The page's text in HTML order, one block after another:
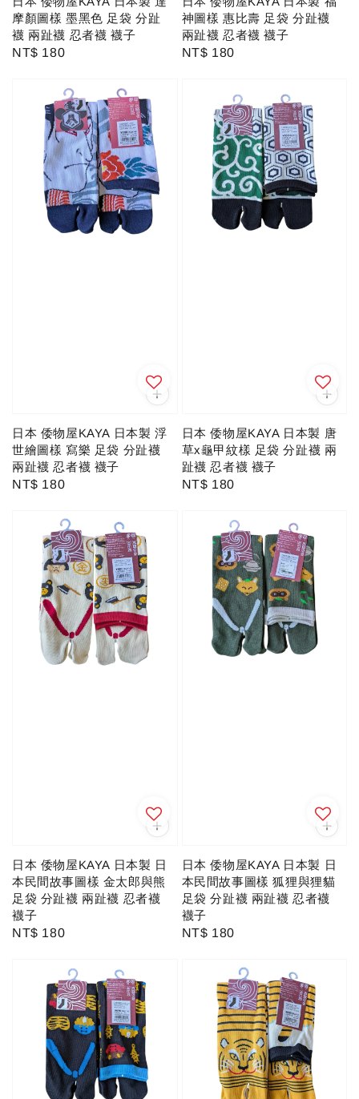
摩顏圖樣 墨黑色 足袋 分趾
襪 兩趾襪 忍者襪 襪子
Regular
NT$ 180
神圖樣 惠比壽 足袋 分趾襪
兩趾襪 忍者襪 襪子
Regular
NT$ 180
日本 倭物屋KAYA 日本製 浮
世繪圖樣 寫樂 足袋 分趾襪
兩趾襪 忍者襪 襪子
Regular
NT$ 180
日本 倭物屋KAYA 日本製 唐
草x龜甲紋樣 足袋 分趾襪 兩
趾襪 忍者襪 襪子
Regular
NT$ 180
日本 倭物屋KAYA 日本製 日
本民間故事圖樣 金太郎與熊
足袋 分趾襪 兩趾襪 忍者襪
襪子
Regular
NT$ 180
日本 倭物屋KAYA 日本製 日
本民間故事圖樣 狐狸與狸貓
足袋 分趾襪 兩趾襪 忍者襪
襪子
Regular
NT$ 180